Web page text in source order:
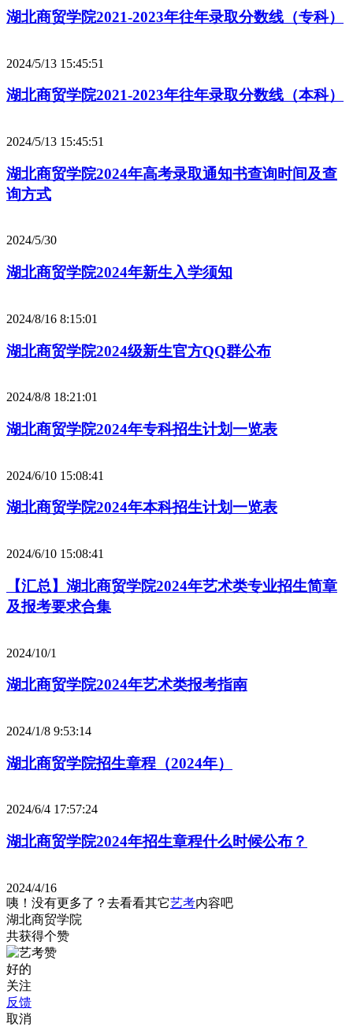
湖北商贸学院2021-2023年往年录取分数线（专科）
2024/5/13 15:45:51
湖北商贸学院2021-2023年往年录取分数线（本科）
2024/5/13 15:45:51
湖北商贸学院2024年高考录取通知书查询时间及查
询方式
2024/5/30
湖北商贸学院2024年新生入学须知
2024/8/16 8:15:01
湖北商贸学院2024级新生官方QQ群公布
2024/8/8 18:21:01
湖北商贸学院2024年专科招生计划一览表
2024/6/10 15:08:41
湖北商贸学院2024年本科招生计划一览表
2024/6/10 15:08:41
【汇总】湖北商贸学院2024年艺术类专业招生简章
及报考要求合集
2024/10/1
湖北商贸学院2024年艺术类报考指南
2024/1/8 9:53:14
湖北商贸学院招生章程（2024年）
2024/6/4 17:57:24
湖北商贸学院2024年招生章程什么时候公布？
2024/4/16
咦！没有更多了？去看看其它艺考内容吧
湖北商贸学院
共获得个赞
好的
关注
反馈
取消